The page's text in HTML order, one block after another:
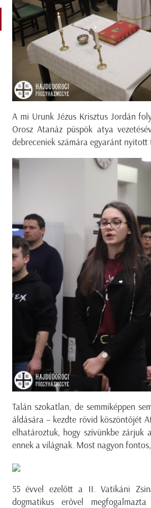
A mi Urunk Jézus Krisztus Jordán
Orosz Atanáz püspök atya
debreceniek számára egyaránt
Talán szokatlan, de semmiképpen
áldására – kezdte rövid köszöntőjét
elhatároztuk, hogy szívünkbe
ennek a világnak. Most nagyon
55 évvel ezelőtt a II. Vatikáni
dogmatikus erővel